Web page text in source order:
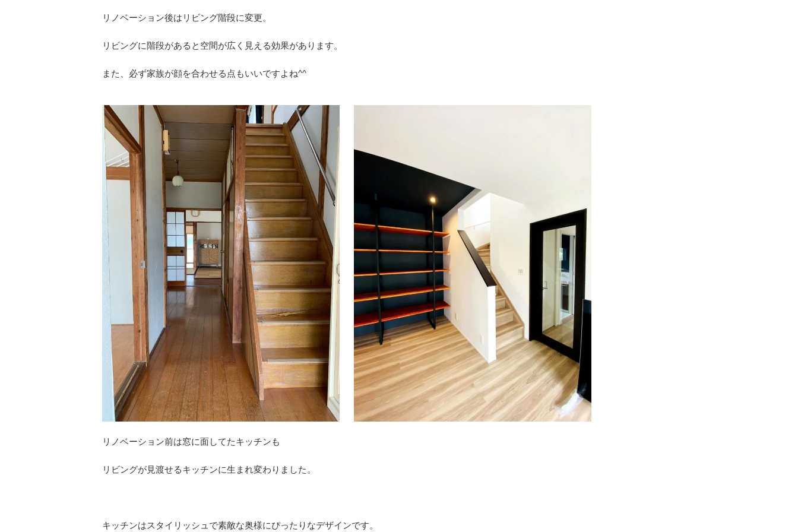
リノベーション後はリビング階段に変更。
リビングに階段があると空間が広く見える効果があります。
また、必ず家族が顔を合わせる点もいいですよね^^
リノベーション前は窓に面してたキッチンも
リビングが見渡せるキッチンに生まれ変わりました。
キッチンはスタイリッシュで素敵な奥様にぴったりなデザインです。